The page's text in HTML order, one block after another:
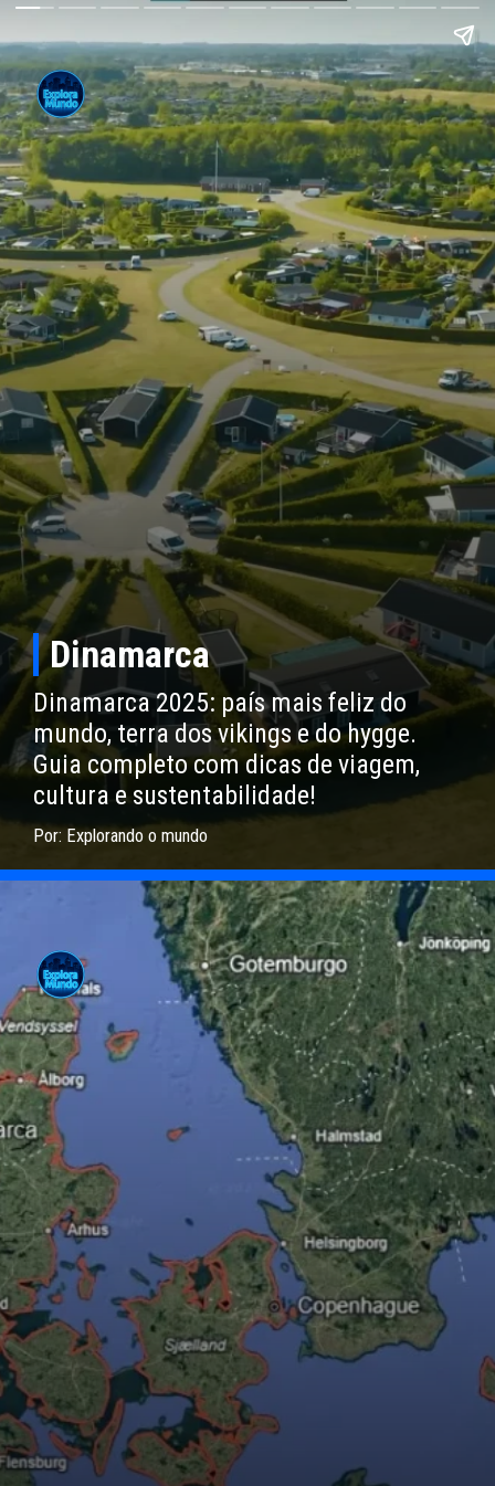
Dinamarca
Dinamarca 2025: país mais feliz do
mundo, terra dos vikings e do hygge.
Guia completo com dicas de viagem,
cultura e sustentabilidade!
Por: Explorando o mundo